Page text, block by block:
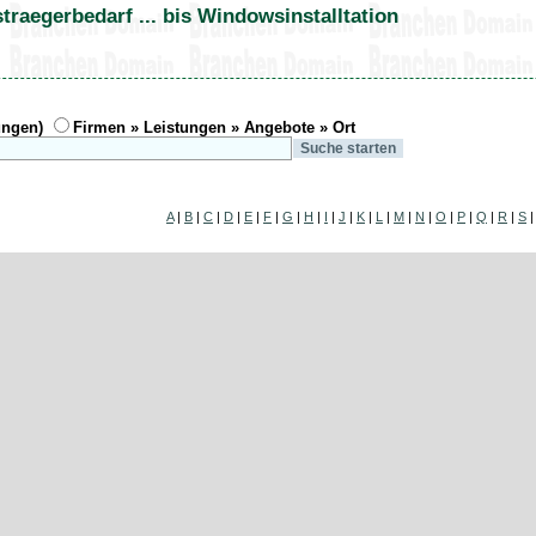
... bis Windowsinstalltation
Firmen » Leistungen » Angebote » Ort
A| B C D E F G H J K M N O P Q R S